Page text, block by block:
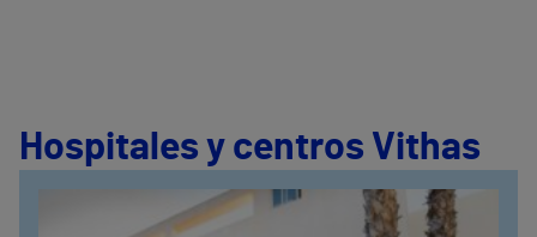
Hospitales y centros Vithas